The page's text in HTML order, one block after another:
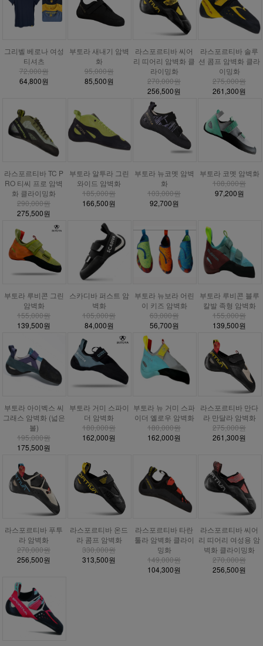
그리벨 베로나 여성
티셔츠
72,000원
64,800원
부토라 새내기 암벽
화
95,000원
85,500원
라스포르티바 씨어
리 띠어리 암벽화 클
라이밍화
270,000원
256,500원
라스포르티바 솔루
션 콤프 암벽화 클라
이밍화
275,000원
261,300원
라스포르티바 TC P
RO 티씨 프로 암벽
화 클라이밍화
290,000원
275,500원
부토라 알투라 그린
와이드 암벽화
185,000원
166,500원
부토라 뉴코멧 암벽
화
103,000원
92,700원
부토라 코멧 암벽화
108,000원
97,200원
부토라 루비콘 그린
암벽화
155,000원
139,500원
스카디바 퍼스트 암
벽화
105,000원
84,000원
부토라 뉴보라 어린
이 키즈 암벽화
63,000원
56,700원
부토라 루비콘 블루
칼발 족형 암벽화
155,000원
139,500원
부토라 아이벡스 씨
그래스 암벽화 (넓은
볼)
195,000원
175,500원
부토라 거미 스파이
더 암벽화
180,000원
162,000원
부토라 뉴 거미 스파
이더 옐로우 암벽화
180,000원
162,000원
라스포르티바 만다
라 만달라 암벽화
275,000원
261,300원
라스포르티바 푸투
라 암벽화
270,000원
256,500원
라스포르티바 온드
라 콤프 암벽화
330,000원
313,500원
라스포르티바 타란
툴라 암벽화 클라이
밍화
149,000원
104,300원
라스포르티바 씨어
리 띠어리 여성용 암
벽화 클라이밍화
270,000원
256,500원